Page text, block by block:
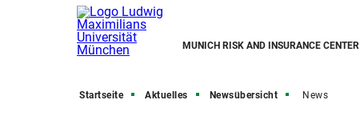
MUNICH RISK AND INSURANCE CENTER
Startseite Aktuelles Newsübersicht News